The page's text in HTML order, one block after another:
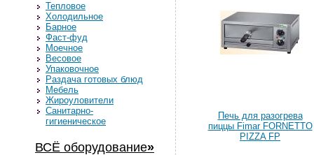
Тепловое
Холодильное
Барное
Фаст-фуд
Моечное
Весовое
Упаковочное
Раздача готовых блюд
Мебель
Жироуловители
Санитарно-
гигиеническое
ВСЁ оборудование»
Печь для разогрева
пиццы Fimar FORNETTO
PIZZA FP